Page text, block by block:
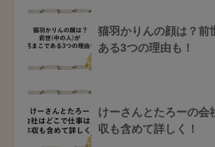
猫羽かりんの顔は？前
ある3つの理由も！
けーさんとたろーの会
収も含めて詳しく！